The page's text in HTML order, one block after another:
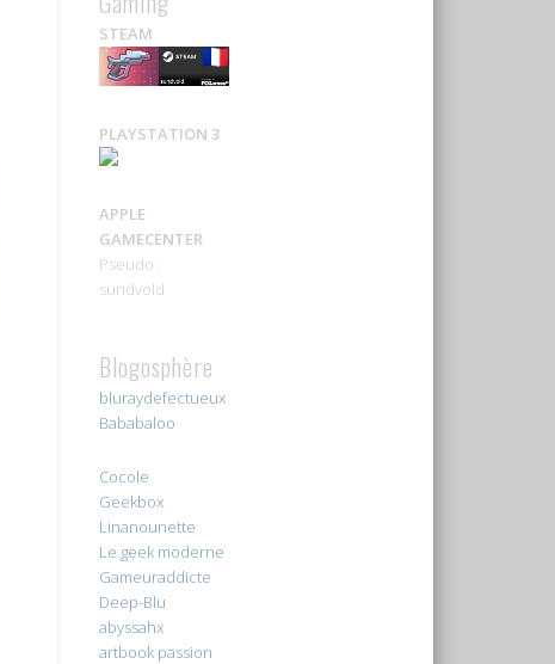
STEAM
PLAYSTATION 3
APPLE
GAMECENTER
Pseudo :
sundvold
Blogosphère
bluraydefectueux
Bababaloo
Cocole
Geekbox
Linanounette
Le geek moderne
Gameuraddicte
Deep-Blu
abyssahx
artbook passion